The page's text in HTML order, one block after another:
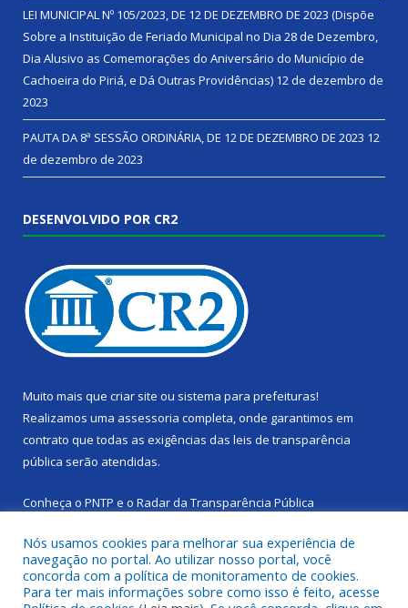
LEI MUNICIPAL Nº 105/2023, DE 12 DE DEZEMBRO DE 2023 (Dispõe
Sobre a Instituição de Feriado Municipal no Dia 28 de Dezembro,
Dia Alusivo as Comemorações do Aniversário do Município de
Cachoeira do Piriá, e Dá Outras Providências) 12 de dezembro de
2023
PAUTA DA 8ª SESSÃO ORDINÁRIA, DE 12 DE DEZEMBRO DE 2023 12
de dezembro de 2023
DESENVOLVIDO POR CR2
Muito mais que criar site ou sistema para prefeituras!
Realizamos uma assessoria completa, onde garantimos em
contrato que todas as exigências das leis de transparência
pública serão atendidas.
Conheça o PNTP e o Radar da Transparência Pública
Todos os direitos reservados a Câmara Municipal de Cachoeira
Nós usamos cookies para melhorar sua experiência de
navegação no portal. Ao utilizar nosso portal, você
concorda com a política de monitoramento de cookies.
Para ter mais informações sobre como isso é feito, acesse